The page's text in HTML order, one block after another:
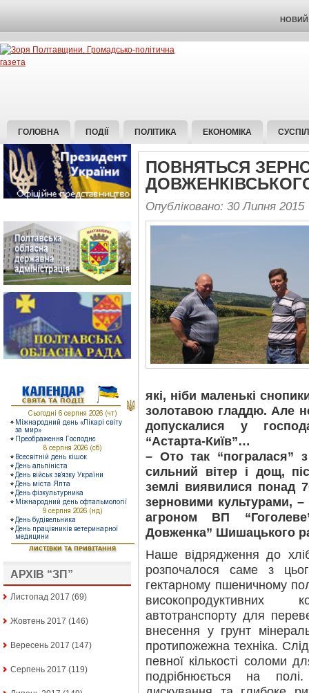
НОВИЙ
ГОЛОВНА ПОДІЇ ПОЛІТИКА ЕКОНОМІКА
АРХІВ “ЗП”
Листопад 2017 (69)
Жовтень 2017 (146)
Вересень 2017 (147)
Серпень 2017 (119)
ПОВНЯТЬСЯ
Опубліковано: 30 Липня 2015
які, ніби маленькі
золотавою гладдю. Але
допускалися у
“Астарта-Київ”…
– Ото так “погралася”
сильний вітер і дощ,
землі виявилися понад
зерновими культурами,
агроном ВП
Довженка” Шишацького
Наше відрядження до
розпочалося саме з
гектарному пшеничному
автотранспорту для
внесення у грунт
протипожежна техніка.
певної кількості соломи
подрібнюється на